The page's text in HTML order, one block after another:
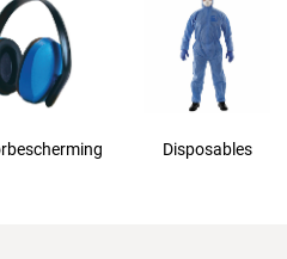
Disposables